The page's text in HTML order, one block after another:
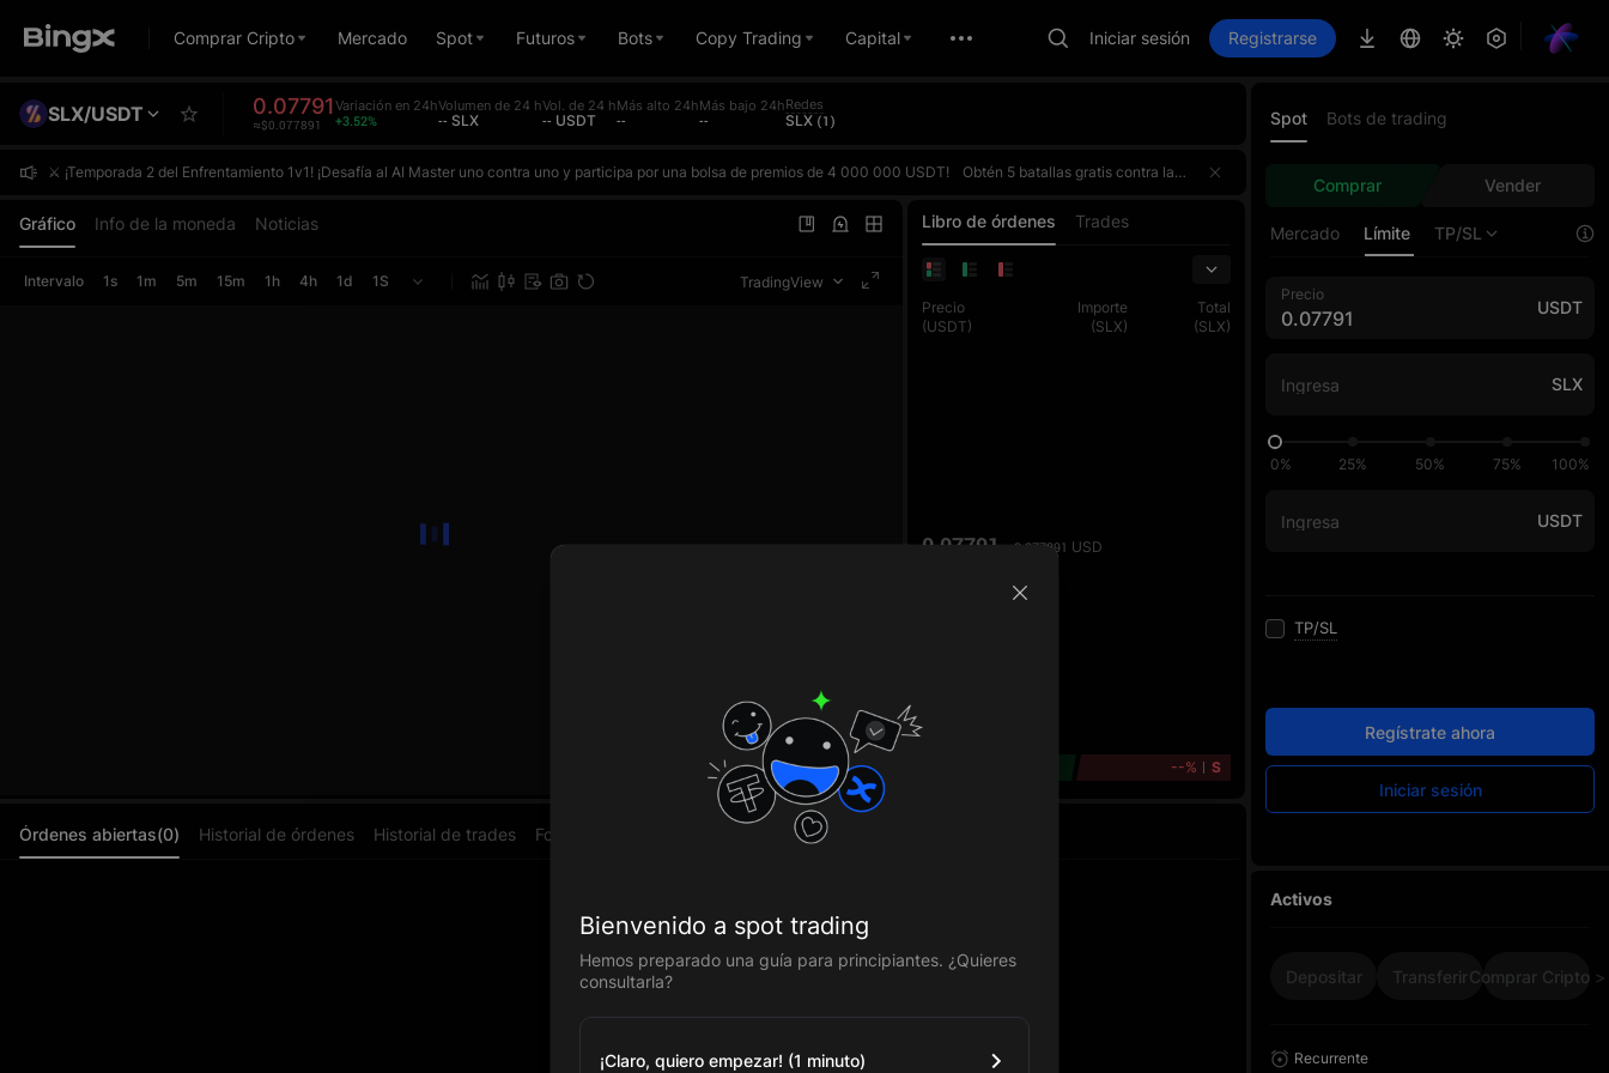
Comprar Cripto Mercado Spot Futuros Bots Copy Trading Capital Iniciar sesión Registrarse
SLX/USDT 0.07791
≈$0.077891
Variación en 24h
+3.52%
Volumen de 24 h
-- SLX
Vol. de 24 h
-- USDT
Más alto 24h
--
Más bajo 24h
--
Redes
SLX (1)
⚔️ ¡Temporada 2 del Enfrentamiento 1v1! ¡Desafía al AI Master uno contra uno y participa por una bolsa de premios de 4 000 000 USDT!
Obtén 5 batallas gratis contra la IA cada día y compite contra ella según tu ROI real. Gana para acumular puntos y subir en el ranking diario. El premio del top 1 diario es de hasta 10 000 USDT. Cada trade de futuros también cuenta para el concurso de volumen de trading, donde el top 1 de cada fase gana exclusivamente 100 000 USDT. ¡Participa una vez y obtén el doble de recompensas!¡Regístrate ahora, desafía al AI Master y participa por una bolsa premios de 4 000 000 USDT!🌟 Puntos destacados
Gráfico Info de la moneda Noticias
Intervalo 1s 1m 5m 15m 1h 4h 1d 1S TradingView
Libro de órdenes Trades
Precio
(USDT)
Importe
(SLX)
Total
(SLX)
0.07791 0.077891 USD
--% S
Spot Bots de trading
Comprar Vender
Mercado Límite TP/SL
Precio
USDT
SLX
0% 25% 50% 75% 100%
USDT
TP/SL
Regístrate ahora
Iniciar sesión
Activos
Depositar TransferirComprar Cripto >
Recurrente
Órdenes abiertas(0) Historial de órdenes Historial de trades Fondos
Bienvenido a spot trading
Hemos preparado una guía para principiantes. ¿Quieres
consultarla?
¡Claro, quiero empezar! (1 minuto)